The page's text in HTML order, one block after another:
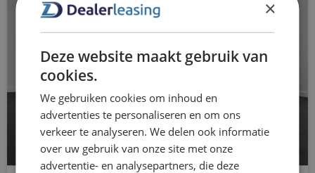
bijvoorbeeld bij projectwerk, vervangend vervoer of een
periode met wisselende mobiliteitsbehoeften. Je zit
nergens lang aan vast en kunt je lease eenvoudig
aanpassen wanneer je situatie verandert.
Bij Dealerleasing rijd je direct uit voorraad en profiteer je
van flexibele contracten die tussentijds aanpasbaar zijn.
Zo blijft je mobiliteit overzichtelijk én flexibel geregeld.
De voordelen van Dealerleasing
mistlampen voor
radio
RDW-leges
start/stop systeem
stuurbekrachtiging
×
Deze website maakt gebruik van
cookies.
We gebruiken cookies om inhoud en
advertenties te personaliseren en om ons
verkeer te analyseren. We delen ook informatie
over uw gebruik van onze site met onze
advertentie- en analysepartners, die deze